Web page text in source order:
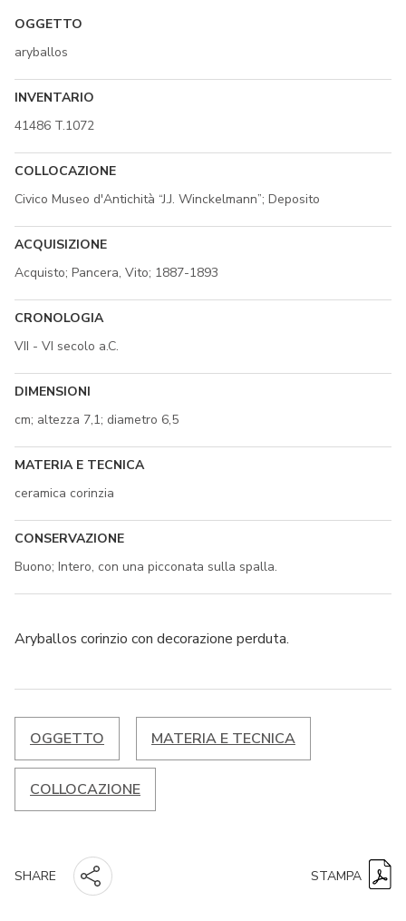
OGGETTO
aryballos
INVENTARIO
41486 T.1072
COLLOCAZIONE
Civico Museo d'Antichità “J.J. Winckelmann”; Deposito
ACQUISIZIONE
Acquisto; Pancera, Vito; 1887-1893
CRONOLOGIA
VII - VI secolo a.C.
DIMENSIONI
cm; altezza 7,1; diametro 6,5
MATERIA E TECNICA
ceramica corinzia
CONSERVAZIONE
Buono; Intero, con una picconata sulla spalla.
Aryballos corinzio con decorazione perduta.
OGGETTO MATERIA E TECNICA
COLLOCAZIONE
SHARE STAMPA